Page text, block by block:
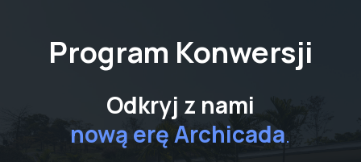
Program Konwersji
Odkryj z nami
nową erę Archicada.